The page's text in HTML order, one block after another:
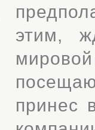
этим,
принес